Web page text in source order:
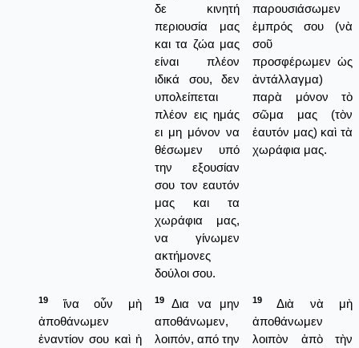
δε κινητή
περιουσία μας
και τα ζώα μας
είναι πλέον
ιδικά σου, δεν
υπολείπεται
πλέον εις ημάς
ει μη μόνον να
θέσωμεν υπό
την εξουσίαν
σου τον εαυτόν
μας και τα
χωράφια μας,
να γίνωμεν
ακτήμονες
δούλοι σου.
παρουσιάσωμεν
ἐμπρός σου (νὰ
σοῦ
προσφέρωμεν ὡς
ἀντάλλαγμα)
παρὰ μόνον τὸ
σῶμα μας (τὸν
ἑαυτόν μας) καὶ τὰ
χωράφια μας.
19
ἵνα οὖν μὴ
ἀποθάνωμεν
ἐναντίον σου καὶ ἡ
19
Δια να μην
αποθάνωμεν,
λοιπόν, από την
19
Διὰ νὰ μὴ
ἀποθάνωμεν
λοιπὸν ἀπὸ τὴν